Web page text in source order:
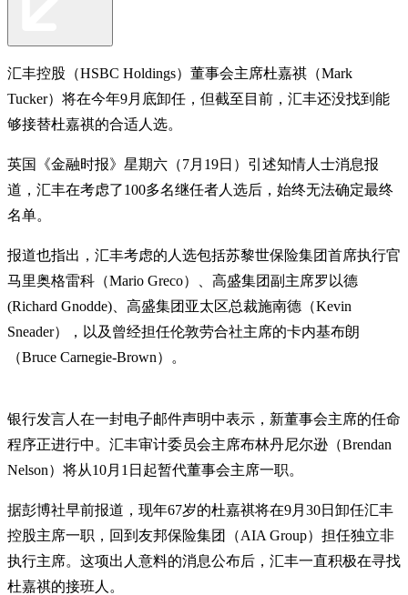
汇丰控股（HSBC Holdings）董事会主席杜嘉祺（Mark
Tucker）将在今年9月底卸任，但截至目前，汇丰还没找到能
够接替杜嘉祺的合适人选。
英国《金融时报》星期六（7月19日）引述知情人士消息报
道，汇丰在考虑了100多名继任者人选后，始终无法确定最终
名单。
报道也指出，汇丰考虑的人选包括苏黎世保险集团首席执行官
马里奥格雷科（Mario Greco）、高盛集团副主席罗以德
(Richard Gnodde)、高盛集团亚太区总裁施南德（Kevin
Sneader），以及曾经担任伦敦劳合社主席的卡内基布朗
（Bruce Carnegie-Brown）。
银行发言人在一封电子邮件声明中表示，新董事会主席的任命
程序正进行中。汇丰审计委员会主席布林丹尼尔逊（Brendan
Nelson）将从10月1日起暂代董事会主席一职。
据彭博社早前报道，现年67岁的杜嘉祺将在9月30日卸任汇丰
控股主席一职，回到友邦保险集团（AIA Group）担任独立非
执行主席。这项出人意料的消息公布后，汇丰一直积极在寻找
杜嘉祺的接班人。